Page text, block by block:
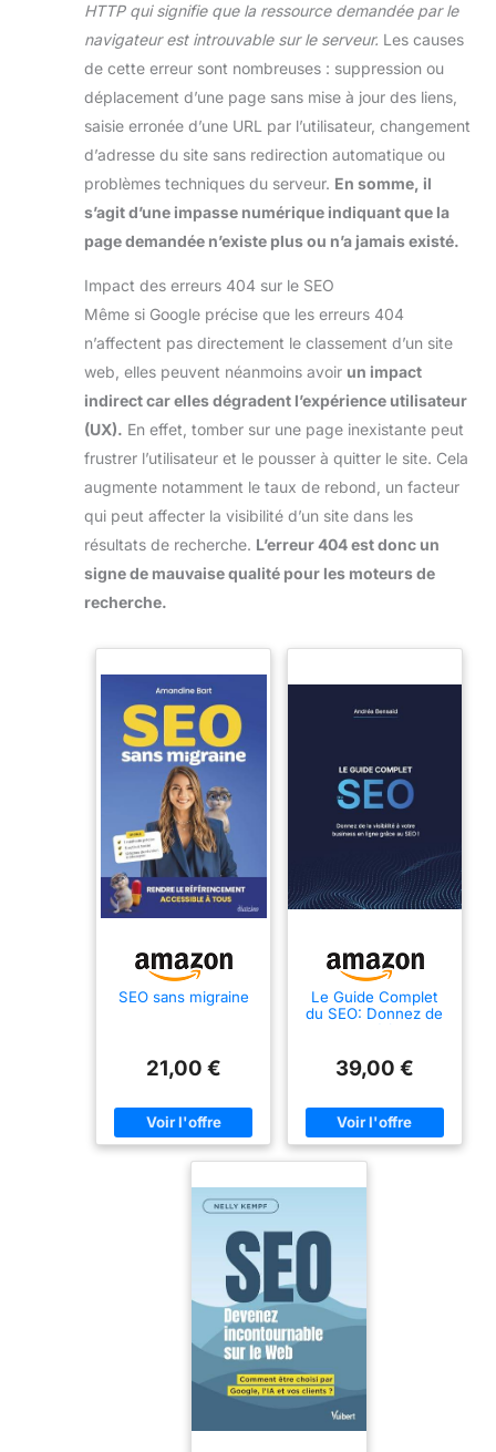
HTTP qui signifie que la ressource demandée par le
navigateur est introuvable sur le serveur. Les causes
de cette erreur sont nombreuses : suppression ou
déplacement d’une page sans mise à jour des liens,
saisie erronée d’une URL par l’utilisateur, changement
d’adresse du site sans redirection automatique ou
problèmes techniques du serveur. En somme, il
s’agit d’une impasse numérique indiquant que la
page demandée n’existe plus ou n’a jamais existé.
Impact des erreurs 404 sur le SEO
Même si Google précise que les erreurs 404
n’affectent pas directement le classement d’un site
web, elles peuvent néanmoins avoir un impact
indirect car elles dégradent l’expérience utilisateur
(UX). En effet, tomber sur une page inexistante peut
frustrer l’utilisateur et le pousser à quitter le site. Cela
augmente notamment le taux de rebond, un facteur
qui peut affecter la visibilité d’un site dans les
résultats de recherche. L’erreur 404 est donc un
signe de mauvaise qualité pour les moteurs de
recherche.
SEO sans migraine
21,00 €
Le Guide Complet
du SEO: Donnez de
la visibilité à votre
grâce au SEO !
39,00 €